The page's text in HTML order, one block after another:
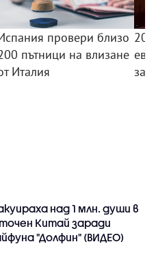
провери близо
пътници на влизане
Италия
20
над 1 млн. души в
Китай заради
"Долфин" (ВИДЕО)